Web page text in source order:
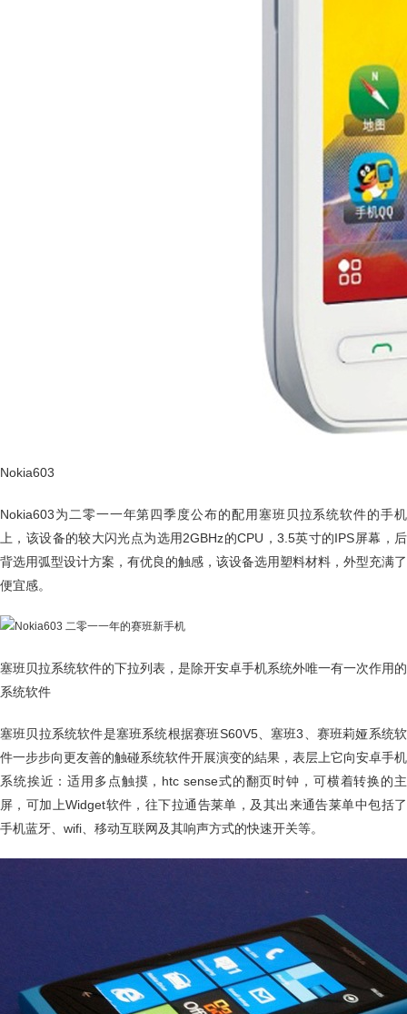
Nokia603
Nokia603为二零一一年第四季度公布的配用塞班贝拉系统软件的手机
上，该设备的较大闪光点为选用2GBHz的CPU，3.5英寸的IPS屏幕，后
背选用弧型设计方案，有优良的触感，该设备选用塑料材料，外型充满了
便宜感。
塞班贝拉系统软件的下拉列表，是除开安卓手机系统外唯一有一次作用的
系统软件
塞班贝拉系统软件是塞班系统根据赛班S60V5、塞班3、赛班莉娅系统软
件一步步向更友善的触碰系统软件开展演变的結果，表层上它向安卓手机
系统挨近：适用多点触摸，htc sense式的翻页时钟，可横着转换的主
屏，可加上Widget软件，往下拉通告莱单，及其出来通告莱单中包括了
手机蓝牙、wifi、移动互联网及其响声方式的快速开关等。